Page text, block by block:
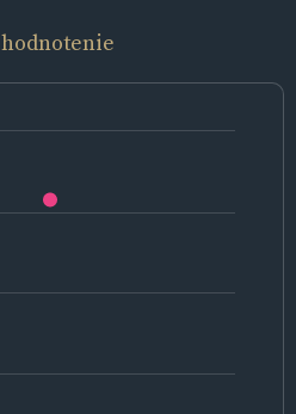
hodnotenie